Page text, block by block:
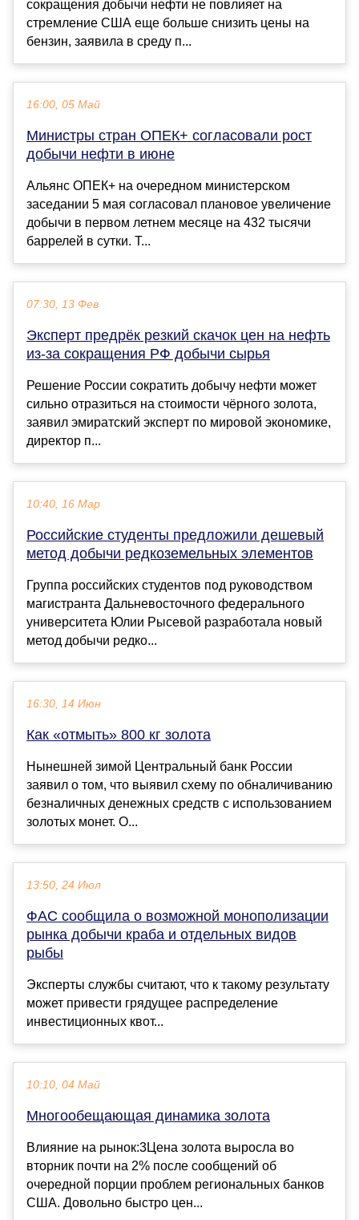
сокращения добычи нефти не повлияет на
стремление США еще больше снизить цены на
бензин, заявила в среду п...
16:00, 05 Май
Министры стран ОПЕК+ согласовали рост
добычи нефти в июне
Альянс ОПЕК+ на очередном министерском
заседании 5 мая согласовал плановое увеличение
добычи в первом летнем месяце на 432 тысячи
баррелей в сутки. Т...
07:30, 13 Фев
Эксперт предрёк резкий скачок цен на нефть
из-за сокращения РФ добычи сырья
Решение России сократить добычу нефти может
сильно отразиться на стоимости чёрного золота,
заявил эмиратский эксперт по мировой экономике,
директор п...
10:40, 16 Мар
Российские студенты предложили дешевый
метод добычи редкоземельных элементов
Группа российских студентов под руководством
магистранта Дальневосточного федерального
университета Юлии Рысевой разработала новый
метод добычи редко...
16:30, 14 Июн
Как «отмыть» 800 кг золота
Нынешней зимой Центральный банк России
заявил о том, что выявил схему по обналичиванию
безналичных денежных средств с использованием
золотых монет. О...
13:50, 24 Июл
ФАС сообщила о возможной монополизации
рынка добычи краба и отдельных видов
рыбы
Эксперты службы считают, что к такому результату
может привести грядущее распределение
инвестиционных квот...
10:10, 04 Май
Многообещающая динамика золота
Влияние на рынок:3Цена золота выросла во
вторник почти на 2% после сообщений об
очередной порции проблем региональных банков
США. Довольно быстро цен...